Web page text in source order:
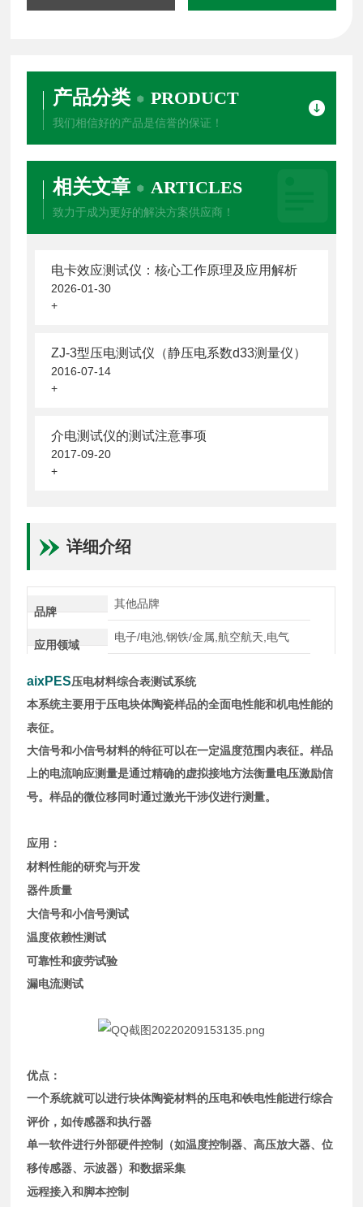
产品分类 PRODUCT
我们相信好的产品是信誉的保证！
相关文章 ARTICLES
致力于成为更好的解决方案供应商！
电卡效应测试仪：核心工作原理及应用解析
2026-01-30
+
ZJ-3型压电测试仪（静压电系数d33测量仪）
2016-07-14
+
介电测试仪的测试注意事项
2017-09-20
+
详细介绍
品牌
其他品牌
应用领域
电子/电池,钢铁/金属,航空航天,电气
aixPES压电材料综合表测试系统
本系统主要用于压电块体陶瓷样品的全面电性能和机电性能的
表征。
大信号和小信号材料的特征可以在一定温度范围内表征。样品
上的电流响应测量是通过精确的虚拟接地方法衡量电压激励信
号。样品的微位移同时通过激光干涉仪进行测量。
应用：
材料性能的研究与开发
器件质量
大信号和小信号测试
温度依赖性测试
可靠性和疲劳试验
漏电流测试
优点：
一个系统就可以进行块体陶瓷材料的压电和铁电性能进行综合
评价，如传感器和执行器
单一软件进行外部硬件控制（如温度控制器、高压放大器、位
移传感器、示波器）和数据采集
远程接入和脚本控制